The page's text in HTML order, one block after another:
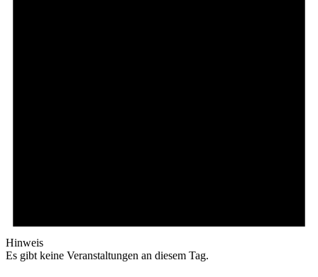
Hinweis
Es gibt keine Veranstaltungen an diesem Tag.